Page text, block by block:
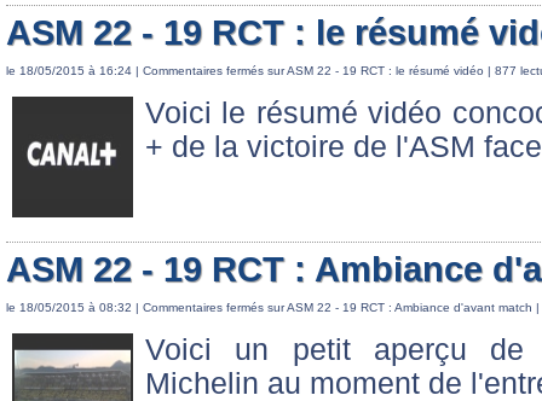
ASM 22 - 19 RCT : le résumé
le 18/05/2015 à 16:24 | Commentaires fermés sur ASM 22 - 19 RCT : le résumé vidéo | 877
Voici le résumé vidéo
+ de la victoire de l'ASM
ASM 22 - 19 RCT : Ambiance
le 18/05/2015 à 08:32 | Commentaires fermés sur ASM 22 - 19 RCT : Ambiance d'avant match |
Voici un petit aperçu de
Michelin au moment de